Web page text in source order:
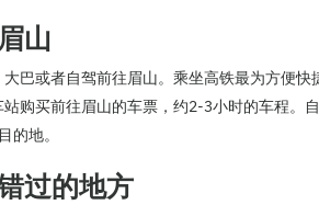
山
巴或者自驾前往眉山。乘坐高铁最为方便
购买前往眉山的车票，约2-3小时的车程。
的地。
过的地方